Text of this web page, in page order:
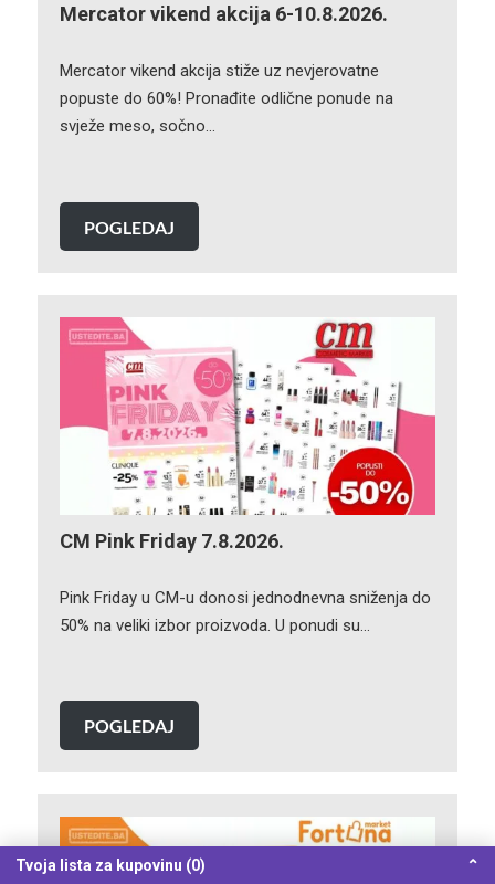
Mercator vikend akcija 6-10.8.2026.
Mercator vikend akcija stiže uz nevjerovatne
popuste do 60%! Pronađite odlične ponude na
svježe meso, sočno…
POGLEDAJ
CM Pink Friday 7.8.2026.
Pink Friday u CM-u donosi jednodnevna sniženja do
50% na veliki izbor proizvoda. U ponudi su…
POGLEDAJ
Tvoja lista za kupovinu (0) ⌃